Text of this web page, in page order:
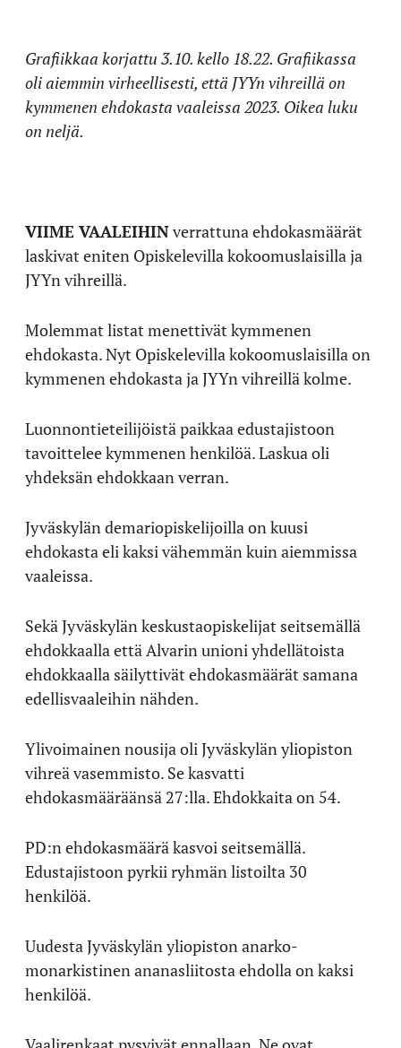
Grafiikkaa korjattu 3.10. kello 18.22. Grafiikassa
oli aiemmin virheellisesti, että JYYn vihreillä on
kymmenen ehdokasta vaaleissa 2023. Oikea luku
on neljä.
VIIME VAALEIHINverrattuna ehdokasmäärät
laskivat eniten Opiskelevilla kokoomuslaisilla ja
JYYn vihreillä.
Molemmat listat menettivät kymmenen
ehdokasta. Nyt Opiskelevilla kokoomuslaisilla on
kymmenen ehdokasta ja JYYn vihreillä kolme.
Luonnontieteilijöistä paikkaa edustajistoon
tavoittelee kymmenen henkilöä. Laskua oli
yhdeksän ehdokkaan verran.
Jyväskylän demariopiskelijoilla on kuusi
ehdokasta eli kaksi vähemmän kuin aiemmissa
vaaleissa.
Sekä Jyväskylän keskustaopiskelijat seitsemällä
ehdokkaalla että Alvarin unioni yhdellätoista
ehdokkaalla säilyttivät ehdokasmäärät samana
edellisvaaleihin nähden.
Ylivoimainen nousija oli Jyväskylän yliopiston
vihreä vasemmisto. Se kasvatti
ehdokasmääräänsä 27:lla. Ehdokkaita on 54.
PD:n ehdokasmäärä kasvoi seitsemällä.
Edustajistoon pyrkii ryhmän listoilta 30
henkilöä.
Uudesta Jyväskylän yliopiston anarko-
monarkistinen ananasliitosta ehdolla on kaksi
henkilöä.